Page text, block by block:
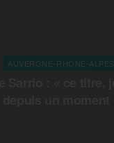
AUVERGNE-RHONE-ALPES